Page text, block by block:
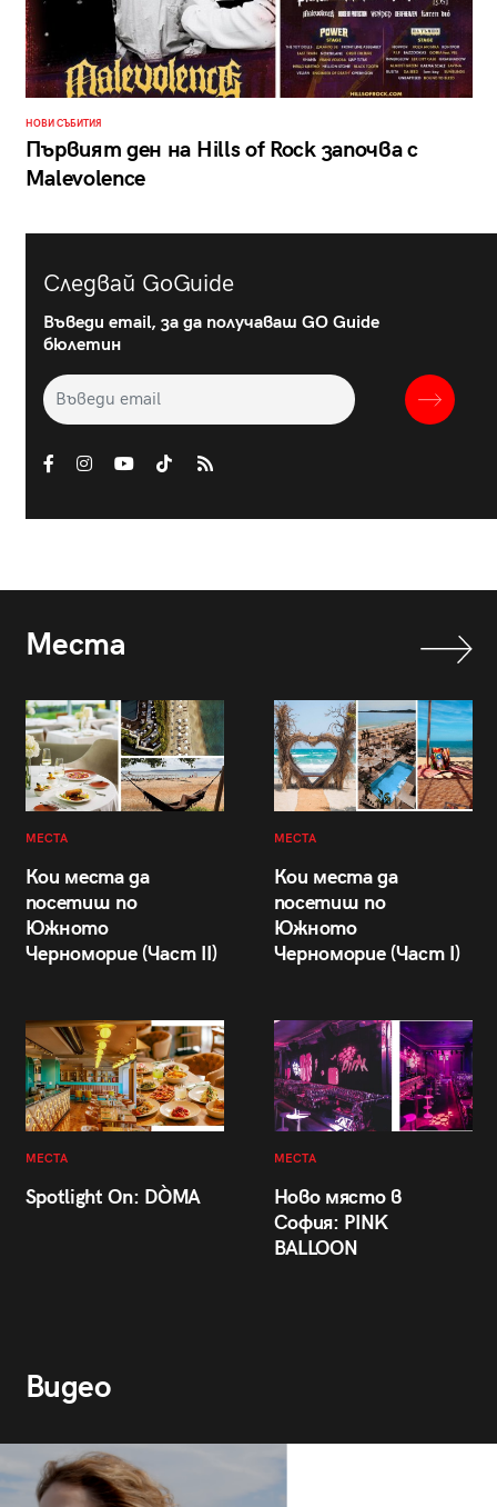
НОВИ СЪБИТИЯ
Първият ден на Hills of Rock започва с
Malevolence
Следвай GoGuide
Въведи email, за да получаваш GO Guide
бюлетин
Места
МЕСТА
Кои места да
посетиш по
Южното
Черноморие (Част II)
МЕСТА
Кои места да
посетиш по
Южното
Черноморие (Част I)
МЕСТА
Spotlight On: DÒMA
МЕСТА
Ново място в
София: PINK
BALLOON
Видео